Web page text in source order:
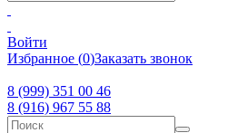
Войти
Избранное (0)Заказать звонок
8 (999) 351 00 46
8 (916) 967 55 88